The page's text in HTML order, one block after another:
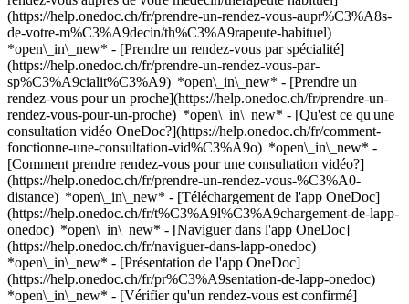
(https://help.onedoc.ch/fr/prendre-un-rendez-vous-aupr%C3%A8s-
de-votre-m%C3%A9decin/th%C3%A9rapeute-habituel)
*open\_in\_new* - [Prendre un rendez-vous par spécialité]
(https://help.onedoc.ch/fr/prendre-un-rendez-vous-par-
sp%C3%A9cialit%C3%A9) *open\_in\_new* - [Prendre un
rendez-vous pour un proche](https://help.onedoc.ch/fr/prendre-un-
rendez-vous-pour-un-proche) *open\_in\_new* - [Qu'est ce qu'une
consultation vidéo OneDoc?](https://help.onedoc.ch/fr/comment-
fonctionne-une-consultation-vid%C3%A9o) *open\_in\_new* -
[Comment prendre rendez-vous pour une consultation vidéo?]
(https://help.onedoc.ch/fr/prendre-un-rendez-vous-%C3%A0-
distance) *open\_in\_new* - [Téléchargement de l'app OneDoc]
(https://help.onedoc.ch/fr/t%C3%A9l%C3%A9chargement-de-lapp-
onedoc) *open\_in\_new* - [Naviguer dans l'app OneDoc]
(https://help.onedoc.ch/fr/naviguer-dans-lapp-onedoc)
*open\_in\_new* - [Présentation de l'app OneDoc]
(https://help.onedoc.ch/fr/pr%C3%A9sentation-de-lapp-onedoc)
*open\_in\_new* - [Vérifier qu'un rendez-vous est confirmé](https://help.onedoc.ch/fr/v%C3%A9rifier-quun-rendez-vous-est-confirm%C3%A9) *open\_in\_new* - [Annuler un rendez-vous pris en ligne sur OneDoc](https://help.onedoc.ch/fr/annuler-un-rendez-vous-pris-en-ligne-sur-onedoc) *open\_in\_new* - [Je ne reçois pas de confirmation de rendez-vous](https://help.onedoc.ch/fr/je-ne-re%C3%A7ois-pas-de-confirmation-de-rendez-vous) *open\_in\_new* [Voir tous nos articles *open\_in\_new*](https://help.onedoc.ch/fr/) ![Mme Raetz-Pepin, podologue à Montreux](https://www.onedoc.ch/assets/images/female.png "Mme Raetz-Pepin, podologue à Montreux") # Mme Erika Raetz-Pepin ## Podologue Résumé Carte Présentation Cette praticienne n'est pas encore réservable en ligne sur OneDoc.[Prenez RDV en ligne avec un podologue à Montreux grâce à OneDoc.](https://www.onedoc.ch/fr/podologue/montreux) ![Icône patient avec un signe plus annonçant que le professionnel accepte de nouveaux patients](https://www.onedoc.ch/assets/images/icons/new-patients.svg) ### Patients acceptés Mme Erika Raetz-Pepin accepte les nouveaux patients ![Icône mallette annonçant les spécialités du professionnel de santé](https://www.onedoc.ch/assets/images/icons/specialties.svg) ### Spécialités Podologie ![Marqueur annonçant la carte et les informations d’accès du cabinet](https://www.onedoc.ch/assets/images/icons/map.svg) ### Carte et informations d'accès #### cabinet individuel Route du Vallon 54 1832 Montreux ![Icône document annonçant la présentation de l’établissement](https://www.onedoc.ch/assets/images/icons/presentation.svg) ### Présentation du professionnel de santé Erika Raetz-Pepin, __podologue à Montreux__, vous reçoit dans son cabinet Route du Vallon 54. Erika Raetz-Pepin est spécialiste en __podologie à Montreux__. Pour plus d'informations et prendre rendez-vous, composez le [021 943 62 07](tel:+41219436207). * * * #### Langues parlées français ![Icône bulle de dialogue annonçant la section FAQ](https://www.onedoc.ch/assets/images/icons/faq.svg) ### FAQ *expand\_more* *keyboard\_arrow\_right* ## Quelle est l'adresse de Mme Erika Raetz-Pepin? Mme Erika Raetz-Pepin reçoit des patients à Route du Vallon 54, 1832 Montreux. * * * *keyboard\_arrow\_right* ## Quelles sont les langues parlées par Mme Erika Raetz-Pepin? Mme Erika Raetz-Pepin propose des consultations en français. * * * *keyboard\_arrow\_right* ## Quel est le numéro de téléphone de Mme Erika Raetz-Pepin? Le numéro de téléphone de Mme Erika Raetz-Pepin est [021 943 62 07](tel:+41219436207). * * * *keyboard\_arrow\_right* ## Quelles sont les spécialités de Mme Erika Raetz-Pepin? Mme Erika Raetz-Pepin est spécialiste en [podologie](https://www.onedoc.ch/fr/podologue/montreux) à Montreux. 1. [OneDoc](https://www.onedoc.ch/fr/)/ 2. [Podologue](https://www.onedoc.ch/fr/podologue)/ 3. [Canton de Vaud](https://www.onedoc.ch/fr/podologue/canton-de-vaud)/ 4. [Montreux](https://www.onedoc.ch/fr/podologue/montreux)/ 5. Mme Erika Raetz-Pepin [*edit*Mettre à jour ces informations ou supprimer ma fiche](mailto:support@onedoc.ch?subject=Mise%20%C3%A0%20jour%20description%20-%20Mme%20Erika%20Raetz-Pepin%20-%20%2362654) ### Vous êtes Mme Erika Raetz-Pepin? Prenez le contrôle de votre profil OneDoc! Optimisez la gestion de votre cabinet médical avec notre solution de prise de rendez-vous en ligne: *call\_received*Réduisez les no-shows grâce aux SMS de rappel envoyés automatiquement. *access\_time*Simplifiez la gestion de votre cabinet et économisez du temps administratif. *visibility*Proposez la prise de rendez-vous en ligne, un service apprécié par vos patients. *thumb\_up*Boostez votre visibilité grâce au premier site de rendez-vous médicaux en Suisse. [Découvrir OneDoc Pro](https://info.onedoc.ch/fr/) ### Téléchargez l'app OneDoc Prenez rendez-vous en ligne chez un médecin, un dentiste ou un thérapeute proche de vous en Suisse. L'application OneDoc vous permet de gérer tous vos rendez-vous médicaux depuis votre natel, n'importe où et n'importe quand. ![Code QR redirigeant vers l’App Store ou Google Play pour télécharger l’app OneDoc Patients](https://www.onedoc.ch/assets/images/download-app-qr.jpeg) Scannez le QR code pour télécharger l’application [![Téléchargez notre application sur l'App Store!](https://www.onedoc.ch/assets/images/app-store-badge-fr.svg)](https://apps.apple.com/ch/app/onedoc/id1592376413?l=fr)[![Téléchargez notre application sur le Google Play Store!](https://www.onedoc.ch/assets/images/google-play-badge-fr.png)](https://play.google.com/store/apps/details?id=ch.onedoc.patient&hl=fr-CH) *keyboard\_arrow\_right* ## Spécialités associées [Podologue à Lausanne](https://www.onedoc.ch/fr/podologue/lausanne)[Podologue à Morges](https://www.onedoc.ch/fr/podologue/morges)[Podologue à Vevey](https://www.onedoc.ch/fr/podologue/vevey)[Podologue à Gimel](https://www.onedoc.ch/fr/podologue/gimel)[Podologue à Bussigny](https://www.onedoc.ch/fr/podologue/bussigny)[Podologue à Cheseaux-sur-Lausanne](https://www.onedoc.ch/fr/podologue/cheseaux-sur-lausanne)[Podologue à Givisiez](https://www.onedoc.ch/fr/podologue/givisiez) *keyboard\_arrow\_right* ## Recherches fréquentes [Physiothérapeute à Lausanne](https://www.onedoc.ch/fr/physiotherapeute/lausanne)[Psychologue à Lausanne](https://www.onedoc.ch/fr/psychologue/lausanne)[Ostéopathe à Lausanne](https://www.onedoc.ch/fr/osteopathe/lausanne)[Masseur classique à Lausanne](https://www.onedoc.ch/fr/masseur-classique/lausanne)[Médecin généraliste à Lausanne](https://www.onedoc.ch/fr/medecin-generaliste/lausanne)[Thérapeute en drainage lymphatique à Lausanne](https://www.onedoc.ch/fr/therapeute-en-drainage-lymphatique/lausanne)[Réflexologue à Lausanne](https://www.onedoc.ch/fr/reflexologue/lausanne)[Ophtalmologue à Lausanne](https://www.onedoc.ch/fr/ophtalmologue/lausanne)[Médecin-dentiste à Lausanne](https://www.onedoc.ch/fr/medecin-dentiste/lausanne)[Acupuncteur à Lausanne](https://www.onedoc.ch/fr/acupuncteur/lausanne)[Masseur thérapeutique à Lausanne](https://www.onedoc.ch/fr/masseur-therapeutique/lausanne)[Thérapeute en hypnose à Lausanne](https://www.onedoc.ch/fr/therapeute-en-hypnose/lausanne)[Thérapeute en nutrition MCO à Lausanne](https://www.onedoc.ch/fr/therapeute-en-nutrition-mco/lausanne)[Ostéopathe à Fribourg](https://www.onedoc.ch/fr/osteopathe/fribourg)[Gynécologue obstétricien à Lausanne](https://www.onedoc.ch/fr/gynecologue-obstetricien/lausanne)[Naturopathe MCO/TEN à Lausanne](https://www.onedoc.ch/fr/naturopathe-mco-ten/lausanne)[Physiothérapeute du sport à Lausanne](https://www.onedoc.ch/fr/physiotherapeute-du-sport/lausanne)[Ostéopathe à Vevey](https://www.onedoc.ch/fr/osteopathe/vevey)[Psychothérapeute à Lausanne](https://www.onedoc.ch/fr/psychotherapeute/lausanne)[Hygiéniste dentaire à Lausanne](https://www.onedoc.ch/fr/hygieniste-dentaire/lausanne)[Spécialiste en médecine interne générale à Lausanne](https://www.onedoc.ch/fr/specialiste-en-medecine-interne-generale/lausanne) *keyboard\_arrow\_right* ## Annuaire des professionnels de santé suisses [Liste des praticiens](https://www.onedoc.ch/fr/annuaire) [A](https://www.onedoc.ch/fr/annuaire/A) [B](https://www.onedoc.ch/fr/annuaire/B) [C](https://www.onedoc.ch/fr/annuaire/C) [D](https://www.onedoc.ch/fr/annuaire/D) [E](https://www.onedoc.ch/fr/annuaire/E) [F](https://www.onedoc.ch/fr/annuaire/F) [G](https://www.onedoc.ch/fr/annuaire/G) [H](https://www.onedoc.ch/fr/annuaire/H) [I](https://www.onedoc.ch/fr/annuaire/I) [J](https://www.onedoc.ch/fr/annuaire/J) [K](https://www.onedoc.ch/fr/annuaire/K) [L](https://www.onedoc.ch/fr/annuaire/L) [M](https://www.onedoc.ch/fr/annuaire/M) [N](https://www.onedoc.ch/fr/annuaire/N) [O](https://www.onedoc.ch/fr/annuaire/O) [P](https://www.onedoc.ch/fr/annuaire/P) [Q](https://www.onedoc.ch/fr/annuaire/Q) [R](https://www.onedoc.ch/fr/annuaire/R) [S](https://www.onedoc.ch/fr/annuaire/S) [T](https://www.onedoc.ch/fr/annuaire/T) [U](https://www.onedoc.ch/fr/annuaire/U) [V](https://www.onedoc.ch/fr/annuaire/V) [W](https://www.onedoc.ch/fr/annuaire/W) [X](https://www.onedoc.ch/fr/annuaire/X) [Y](https://www.onedoc.ch/fr/annuaire/Y) [Z](https://www.onedoc.ch/fr/annuaire/Z) ## OneDoc [Pour les professionnels de santé](https://info.onedoc.ch/fr/) [À propos de nous](https://info.onedoc.ch/fr/raison-d-etre/) [Presse](https://info.onedoc.ch/fr/presse/) [Carrières](https://career.onedoc.ch/fr) [Centre de confidentialité](https://privacy.onedoc.ch/fr/) [Gestion des cookies](javascript:Didomi.preferences.show%28%29) [Centre d'aide](https://help.onedoc.ch/fr/) ## Langues [Deutsch](https://www.onedoc.ch/de/podologin/montreux/ppbw/erika-raetz-pepin) [Français](https://www.onedoc.ch/fr/podologue/montreux/ppbw/erika-raetz-pepin) [Italiano](https://www.onedoc.ch/it/podologa/montreux/ppbw/erika-raetz-pepin) [English](https://www.onedoc.ch/en/podiatrist/montreux/ppbw/erika-raetz-pepin) ## Spécialités associées [Podologue à Lausanne](https://www.onedoc.ch/fr/podologue/lausanne) [Podologue à Morges](https://www.onedoc.ch/fr/podologue/morges) [Podologue à Vevey](https://www.onedoc.ch/fr/podologue/vevey) [Podologue à Gimel](https://www.onedoc.ch/fr/podologue/gimel) [Podologue à Bussigny](https://www.onedoc.ch/fr/podologue/bussigny) [Podologue à Cheseaux-sur-Lausanne](https://www.onedoc.ch/fr/podologue/cheseaux-sur-lausanne) [Podologue à Givisiez](https://www.onedoc.ch/fr/podologue/givisiez) ## Recherches fréquentes [Physiothérapeute à Lausanne](https://www.onedoc.ch/fr/physiotherapeute/lausanne) [Psychologue à Lausanne](https://www.onedoc.ch/fr/psychologue/lausanne) [Ostéopathe à Lausanne](https://www.onedoc.ch/fr/osteopathe/lausanne) [Massage classique à Lausanne](https://www.onedoc.ch/fr/masseur-classique/lausanne) [Médecin généraliste à Lausanne](https://www.onedoc.ch/fr/medecin-generaliste/lausanne) [Thérapeute en drainage lymphatique à Lausanne](https://www.oned